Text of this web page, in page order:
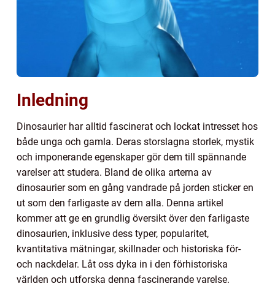
Inledning
Dinosaurier har alltid fascinerat och lockat intresset hos
både unga och gamla. Deras storslagna storlek, mystik
och imponerande egenskaper gör dem till spännande
varelser att studera. Bland de olika arterna av
dinosaurier som en gång vandrade på jorden sticker en
ut som den farligaste av dem alla. Denna artikel
kommer att ge en grundlig översikt över den farligaste
dinosaurien, inklusive dess typer, popularitet,
kvantitativa mätningar, skillnader och historiska för-
och nackdelar. Låt oss dyka in i den förhistoriska
världen och utforska denna fascinerande varelse.